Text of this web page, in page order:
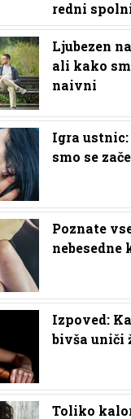
redni
Ljubezen
ali kako
naivni
Igra
smo se
Poznate
nebesedne
Izpoved:
bivša uniči
Toliko